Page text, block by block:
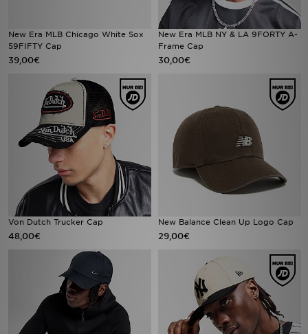
New Era MLB Chicago White Sox
59FIFTY Cap
39,00€
New Era MLB NY & LA 9FORTY A-
Frame Cap
30,00€
Von Dutch Trucker Cap
48,00€
New Balance Clean Up Logo Cap
29,00€